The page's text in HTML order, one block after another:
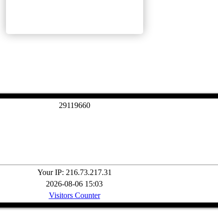
29119660
Your IP: 216.73.217.31
2026-08-06 15:03
Visitors Counter